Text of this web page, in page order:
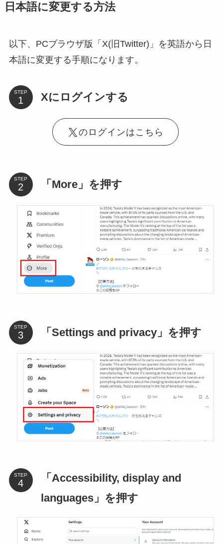
日本語に変更する方法
以下、PCブラウザ版「X(旧Twitter)」を英語から日
本語に変更する手順になります。
STEP Xにログインする
のログインはこちら
STEP 「More」を押す
STEP 「Settings and privacy」を押す
STEP
「Accessibility, display and
languages」を押す